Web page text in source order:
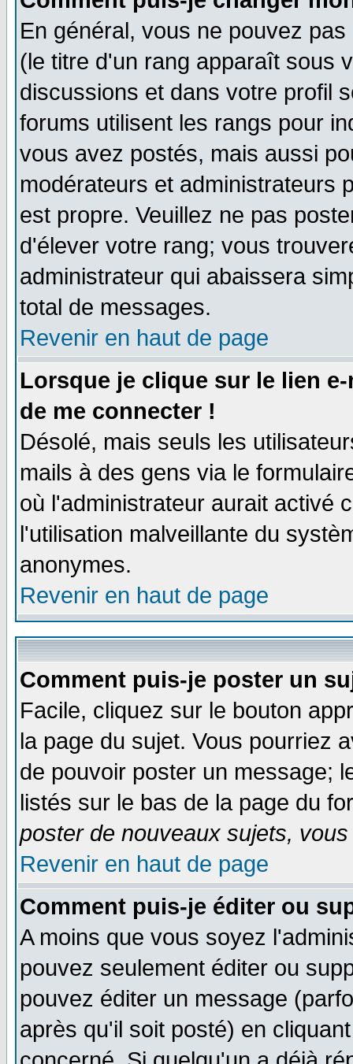
En général, vous ne pouvez
(le titre d'un rang apparaît sous
discussions et dans votre profil
forums utilisent les rangs pour
vous avez postés, mais aussi
modérateurs et administrateurs
est propre. Veuillez ne pas
d'élever votre rang; vous
administrateur qui abaissera
total de messages.
Revenir en haut de page
Lorsque je clique sur le lien
de me connecter !
Désolé, mais seuls les
mails à des gens via le
où l'administrateur aurait activé
l'utilisation malveillante du
anonymes.
Revenir en haut de page
Comment puis-je poster un
Facile, cliquez sur le bouton
la page du sujet. Vous pourriez
de pouvoir poster un message;
listés sur le bas de la page du
poster de nouveaux sujets,
Revenir en haut de page
Comment puis-je éditer ou
A moins que vous soyez
pouvez seulement éditer ou
pouvez éditer un message
après qu'il soit posté) en